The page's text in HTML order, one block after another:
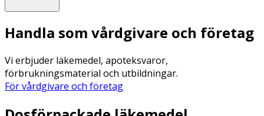
Handla som vårdgivare och företag
Vi erbjuder läkemedel, apoteksvaror,
förbrukningsmaterial och utbildningar.
För vårdgivare och företag